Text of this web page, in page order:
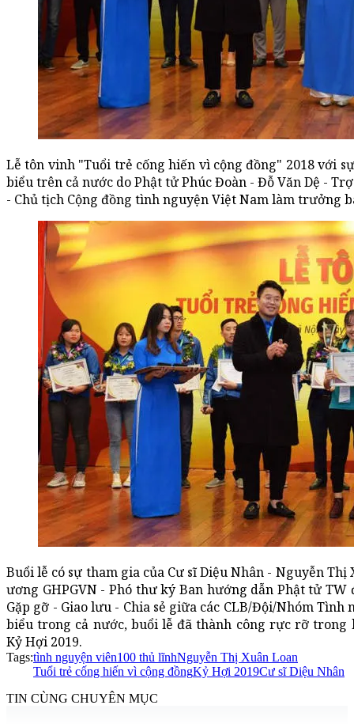
Lễ tôn vinh "Tuổi trẻ cống hiến vì cộng đồng" 2018 với
biểu trên cả nước do Phật tử Phúc Đoàn - Đỗ Văn Dệ -
- Chủ tịch Cộng đồng tình nguyện Việt Nam làm trưởng
Buổi lễ có sự tham gia của Cư sĩ Diệu Nhân - Nguyễn
ương GHPGVN - Phó thư ký Ban hướng dẫn Phật tử
Gặp gỡ - Giao lưu - Chia sẻ giữa các CLB/Đội/Nhóm
biểu trong cả nước, buổi lễ đã thành công rực rỡ
Kỷ Hợi 2019.
Tags:tình nguyện viên100 thủ lĩnhNguyễn Thị Xuân Loan
Tuổi trẻ cống hiến vì cộng đồngKỷ Hợi 2019Cư sĩ Diệu Nhân
TIN CÙNG CHUYÊN MỤC